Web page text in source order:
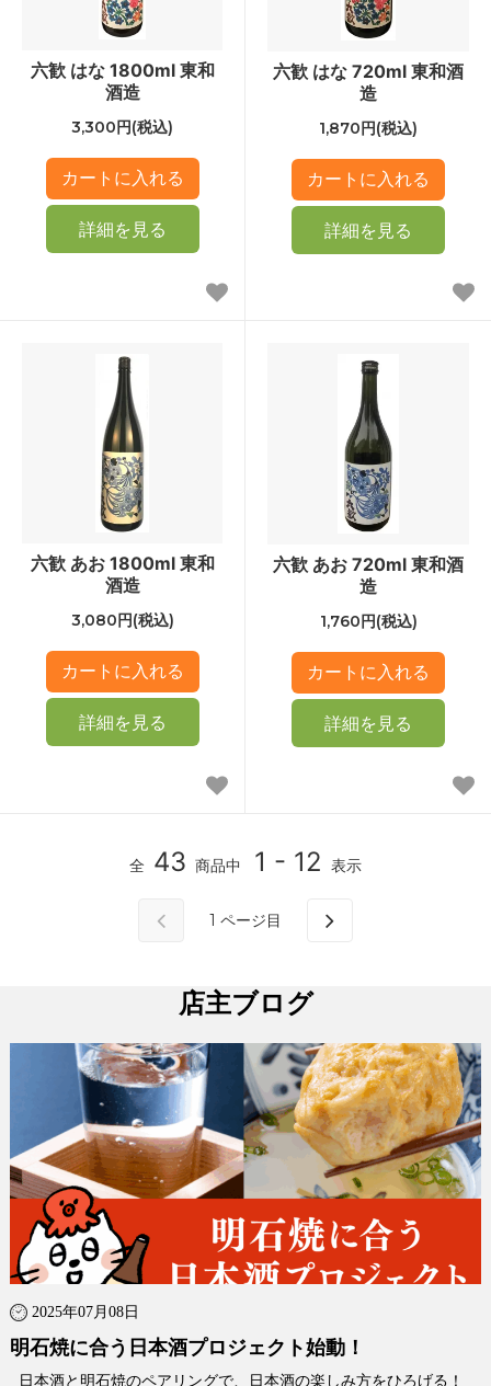
六歓 はな 1800ml 東和
酒造
3,300円(税込)
詳細を見る
六歓 はな 720ml 東和酒
造
1,870円(税込)
詳細を見る
六歓 あお 1800ml 東和
酒造
3,080円(税込)
詳細を見る
六歓 あお 720ml 東和酒
造
1,760円(税込)
詳細を見る
全 43 商品中 1 - 12 表示
1 ページ目